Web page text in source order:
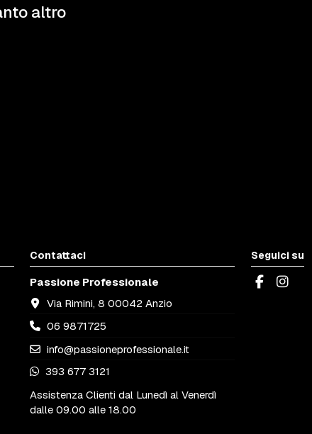
altro
Contattaci
Passione Professionale
Via Rimini, 8 00042 Anzio
06 9871725
info@passioneprofessionale.it
393 677 3121
Assistenza Clienti dal Lunedì al Venerdì
dalle 09.00 alle 18.00
Seguici su